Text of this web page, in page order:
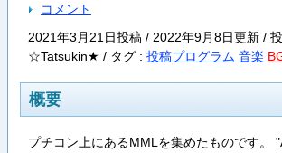
コメント
2021年3月21日投稿 / 2022年9月8日更新 /
☆Tatsukin★ / タグ : 投稿プログラム 音楽
概要
プチコン上にあるMMLを集めたものです。